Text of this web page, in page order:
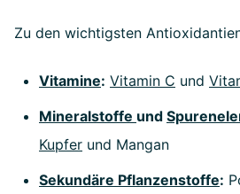
Zu den wichtigsten
Vitamine: Vitamin C und
Mineralstoffe und
Kupfer und Mangan
Sekundäre Pflanzenstoffe: